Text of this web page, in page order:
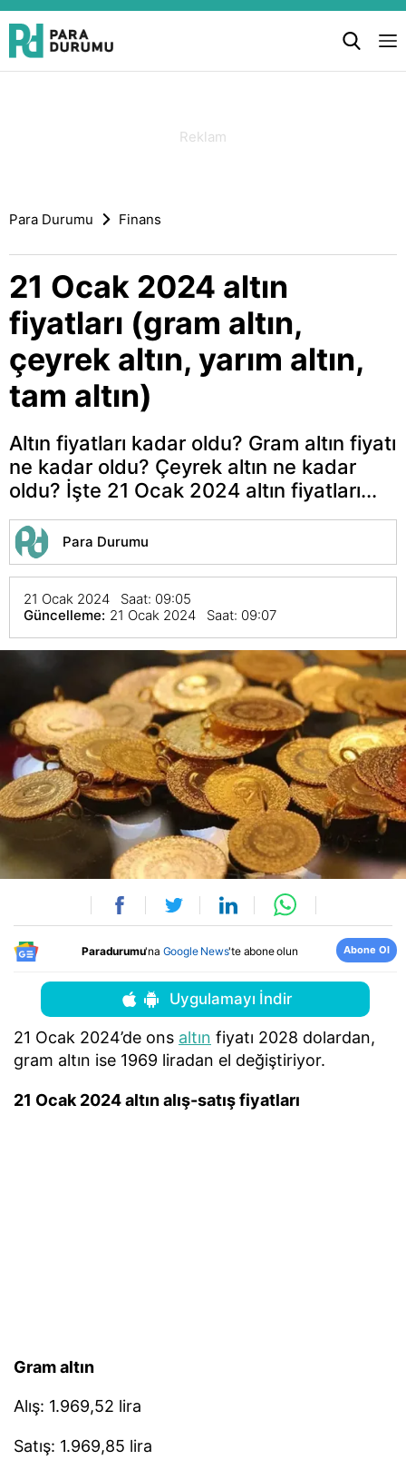
Para Durumu Finans
21 Ocak 2024 altın
fiyatları (gram altın,
çeyrek altın, yarım altın,
tam altın)
Altın fiyatları kadar oldu? Gram altın fiyatı
ne kadar oldu? Çeyrek altın ne kadar
oldu? İşte 21 Ocak 2024 altın fiyatları...
Para Durumu
21 Ocak 2024 Saat: 09:05
Güncelleme: 21 Ocak 2024 Saat: 09:07
Paradurumu'na Google News'te abone olun Abone Ol
Uygulamayı İndir
21 Ocak 2024’de ons altın fiyatı 2028 dolardan,
gram altın ise 1969 liradan el değiştiriyor.
21 Ocak 2024 altın alış-satış fiyatları
Gram altın
Alış: 1.969,52 lira
Satış: 1.969,85 lira